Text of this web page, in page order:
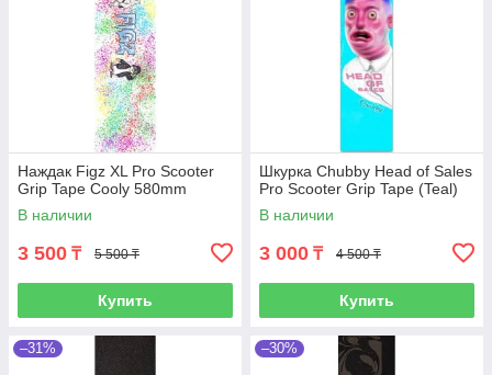
Наждак Figz XL Pro Scooter
Grip Tape Cooly 580mm
В наличии
3 500 ₸ 5 500 ₸
Купить
Шкурка Chubby Head of Sales
Pro Scooter Grip Tape (Teal)
В наличии
3 000 ₸ 4 500 ₸
Купить
–31% –30%